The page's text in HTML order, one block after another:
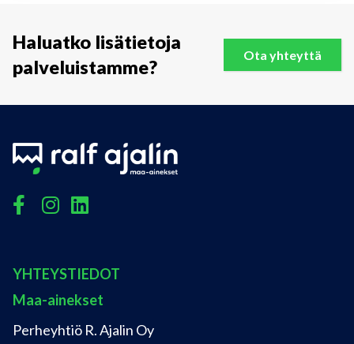
Haluatko lisätietoja
palveluistamme?
Ota yhteyttä
FacebookInstagram
YHTEYSTIEDOT
Maa-ainekset
Perheyhtiö R. Ajalin Oy